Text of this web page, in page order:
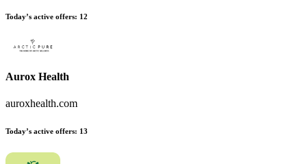
Today’s active offers: 12
Aurox Health
auroxhealth.com
Today’s active offers: 13